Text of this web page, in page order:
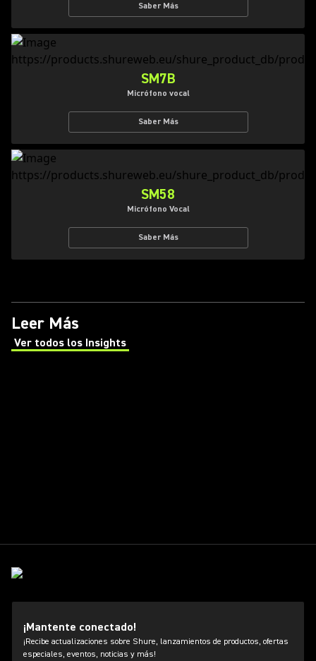
Saber Más
SM7B
Micrófono vocal
Saber Más
SM58
Micrófono Vocal
Saber Más
Leer Más
Ver todos los Insights
(Opens in a new tab)
¡Mantente conectado!
¡Recibe actualizaciones sobre Shure, lanzamientos de productos, ofertas
especiales, eventos, noticias y más!